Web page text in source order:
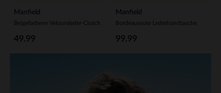
Manfield
Beigefarbene Veloursleder-Clutch
49.99
Manfield
Bordeauxrote Lederhandtasche
99.99